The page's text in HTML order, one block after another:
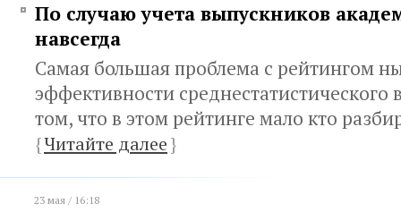
По случаю учета выпускников
навсегда
Самая большая проблема с рейтингом
эффективности среднестатистического
том, что в этом рейтинге мало кто
{Читайте далее}
23 мая / 16:18